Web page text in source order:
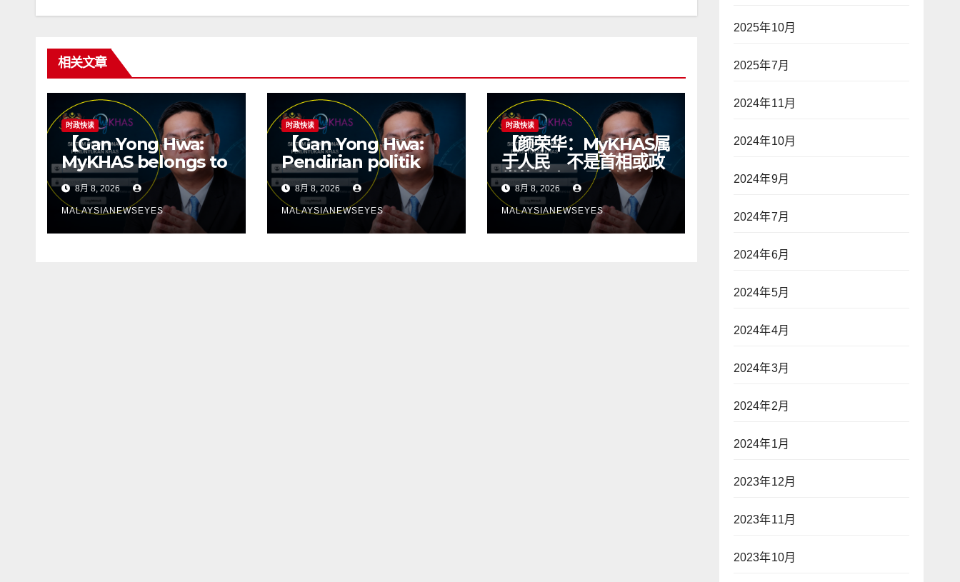
相关文章
时政快读
【Gan Yong Hwa:
MyKHAS belongs to
the people, Political
positions should
not determine
constituency
8月 8, 2026
MALAYSIANEWSEYES
时政快读
【Gan Yong Hwa:
Pendirian politik
tidak seharusnya
menentukan
sumber kawasan;
ketelusan asas
8月 8, 2026
MALAYSIANEWSEYES
时政快读
【颜荣华：MyKHAS属
于人民 不是首相或政
党的私人工具政治立场
不应决定选区资源 透
明制度才有健康政治】
8月 8, 2026
MALAYSIANEWSEYES
2025年10月
2025年7月
2024年11月
2024年10月
2024年9月
2024年7月
2024年6月
2024年5月
2024年4月
2024年3月
2024年2月
2024年1月
2023年12月
2023年11月
2023年10月